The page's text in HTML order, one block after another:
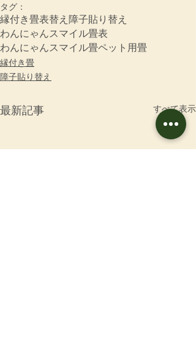
タグ：
縁付き畳表替え 障子貼り替え
わんにゃんスマイル畳表
わんにゃんスマイル畳ペット用畳
縁付き畳
障子貼り替え
最新記事 すべて表示